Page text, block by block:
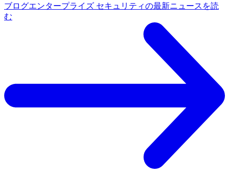
ブログエンタープライズ セキュリティの最新ニュースを読
む